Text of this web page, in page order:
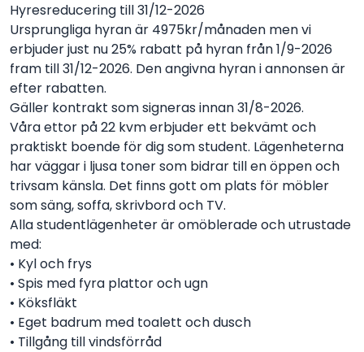
Hyresreducering till 31/12-2026
Ursprungliga hyran är 4975kr/månaden men vi
erbjuder just nu 25% rabatt på hyran från 1/9-2026
fram till 31/12-2026. Den angivna hyran i annonsen är
efter rabatten.
Gäller kontrakt som signeras innan 31/8-2026.
Våra ettor på 22 kvm erbjuder ett bekvämt och
praktiskt boende för dig som student. Lägenheterna
har väggar i ljusa toner som bidrar till en öppen och
trivsam känsla. Det finns gott om plats för möbler
som säng, soffa, skrivbord och TV.
Alla studentlägenheter är omöblerade och utrustade
med:
• Kyl och frys
• Spis med fyra plattor och ugn
• Köksfläkt
• Eget badrum med toalett och dusch
• Tillgång till vindsförråd